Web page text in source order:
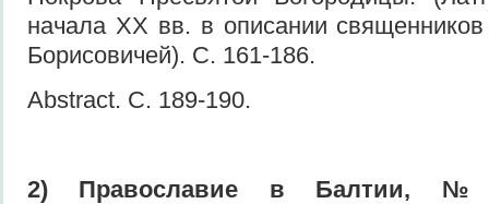
начала XX вв. в описании
Борисовичей). С. 161-186.
Abstract. С. 189-190.
2) Православие в Балтии, №